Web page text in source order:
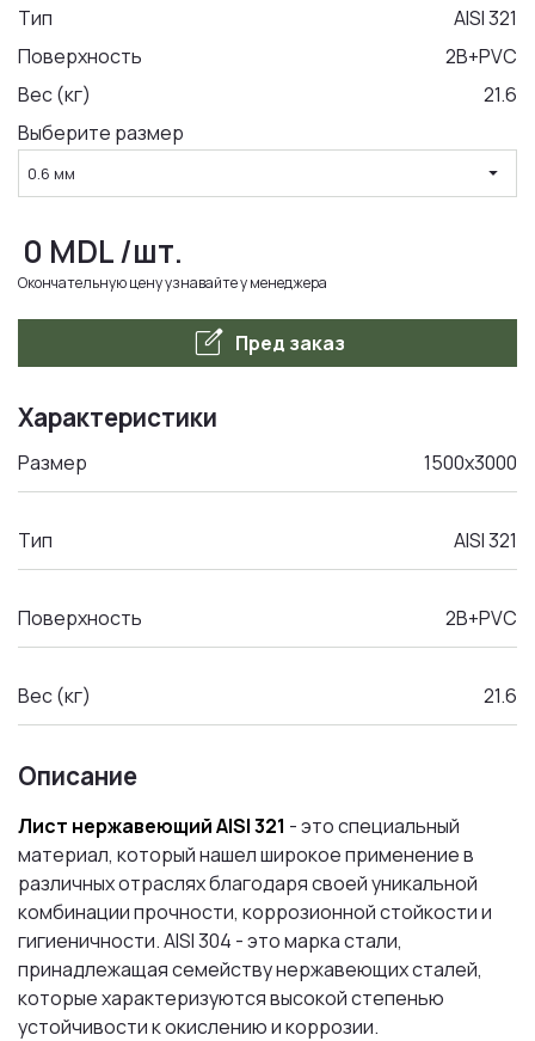
LA COMANDA
Тип
AISI 321
Поверхность
2B+PVC
Вес (кг)
21.6
Выберите размер
0.6 мм arrow_drop_down
0 MDL/шт.
Окончательную цену узнавайте у менеджера
edit_square Пред заказ
Характеристики
Размер 1500x3000
Тип AISI 321
Поверхность 2B+PVC
Вес (кг) 21.6
Описание
Лист нержавеющий AISI 321 - это специальный
материал, который нашел широкое применение в
различных отраслях благодаря своей уникальной
комбинации прочности, коррозионной стойкости и
гигиеничности. AISI 304 - это марка стали,
принадлежащая семейству нержавеющих сталей,
которые характеризуются высокой степенью
устойчивости к окислению и коррозии.